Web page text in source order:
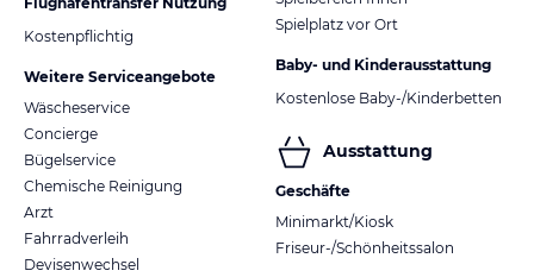
Kostenpflichtig
Weitere Serviceangebote
Wäscheservice
Concierge
Bügelservice
Chemische Reinigung
Arzt
Fahrradverleih
Devisenwechsel
Spielplatz vor Ort
Baby- und Kinderausstattung
Kostenlose Baby-/Kinderbetten
Ausstattung
Geschäfte
Minimarkt/Kiosk
Friseur-/Schönheitssalon